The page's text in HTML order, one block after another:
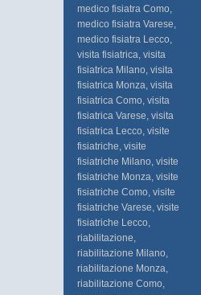
medico fisiatra Como,
medico fisiatra Varese,
medico fisiatra Lecco,
visita fisiatrica, visita
fisiatrica Milano, visita
fisiatrica Monza, visita
fisiatrica Como, visita
fisiatrica Varese, visita
fisiatrica Lecco, visite
fisiatriche, visite
fisiatriche Milano, visite
fisiatriche Monza, visite
fisiatriche Como, visite
fisiatriche Varese, visite
fisiatriche Lecco,
riabilitazione,
riabilitazione Milano,
riabilitazione Monza,
riabilitazione Como,